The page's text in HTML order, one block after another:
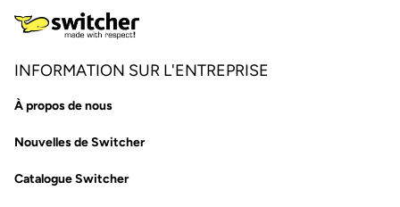
INFORMATION SUR L'ENTREPRISE
À propos de nous
Nouvelles de Switcher
Catalogue Switcher